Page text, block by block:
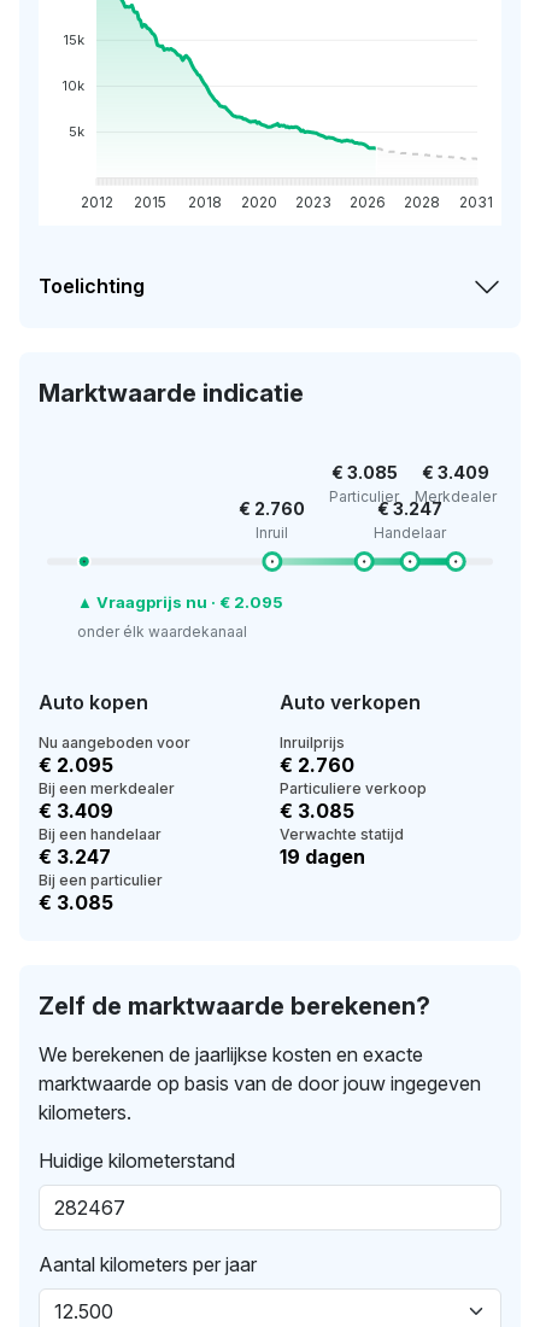
15k
10k
5k
2012 2015 2018 2020 2023 2026 2028 2031
Toelichting
Marktwaarde indicatie
€ 2.760
Inruil
€ 3.085
Particulier
€ 3.247
Handelaar
€ 3.409
Merkdealer
▲ Vraagprijs nu · € 2.095
onder élk waardekanaal
Auto kopen
Nu aangeboden voor
€ 2.095
Bij een merkdealer
€ 3.409
Bij een handelaar
€ 3.247
Bij een particulier
€ 3.085
Auto verkopen
Inruilprijs
€ 2.760
Particuliere verkoop
€ 3.085
Verwachte statijd
19 dagen
Zelf de marktwaarde berekenen?
We berekenen de jaarlijkse kosten en exacte
marktwaarde op basis van de door jouw ingegeven
kilometers.
Huidige kilometerstand
Aantal kilometers per jaar